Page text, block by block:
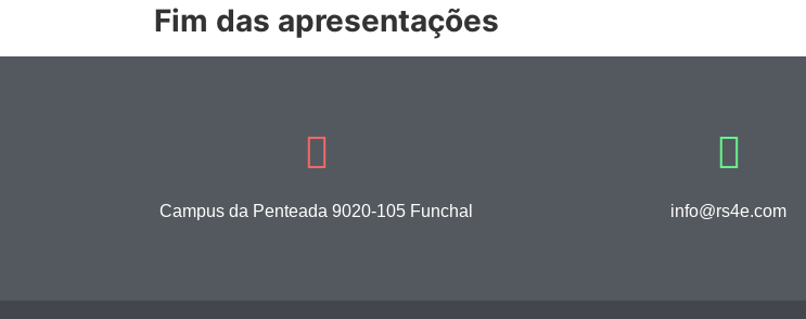
Fim das apresentações
Campus da Penteada 9020-105 Funchal info@rs4e.com